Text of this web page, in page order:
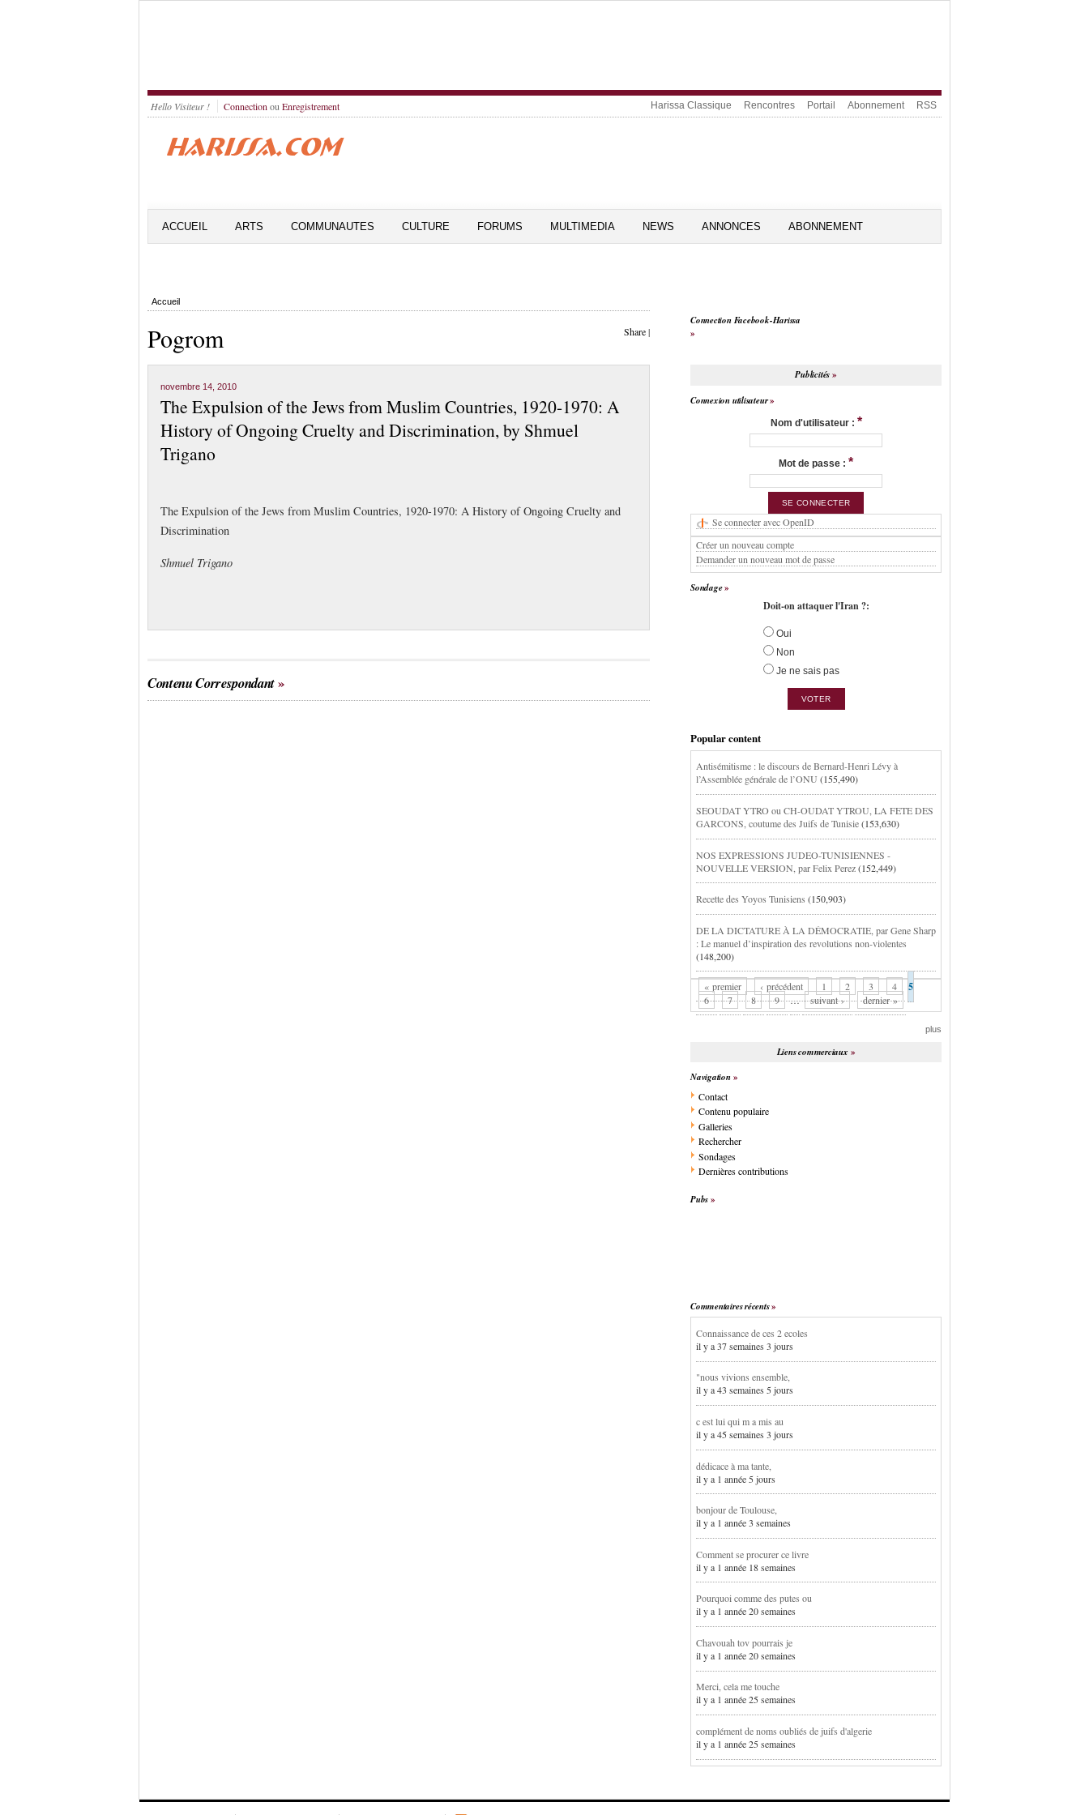
Hello Visiteur ! Connection ou Enregistrement Harissa Classique Rencontres Portail Abonnement RSS
ACCUEIL ARTS COMMUNAUTES CULTURE FORUMS MULTIMEDIA NEWS ANNONCES ABONNEMENT
Accueil
Share|
Pogrom
novembre 14, 2010
The Expulsion of the Jews from Muslim Countries, 1920-1970: A
History of Ongoing Cruelty and Discrimination, by Shmuel
Trigano
The Expulsion of the Jews from Muslim Countries, 1920-1970: A History of Ongoing Cruelty and
Discrimination
Shmuel Trigano
Contenu Correspondant
Connection Facebook-Harissa
Publicités
Connexion utilisateur
Nom d'utilisateur : *
Mot de passe : *
Se connecter avec OpenID
Créer un nouveau compte
Demander un nouveau mot de passe
Sondage
Doit-on attaquer l'Iran ?:
Oui
Non
Je ne sais pas
Popular content
Antisémitisme : le discours de Bernard-Henri Lévy à
l’Assemblée générale de l’ONU (155,490)
SEOUDAT YTRO ou CH-OUDAT YTROU, LA FETE DES
GARCONS, coutume des Juifs de Tunisie(153,630)
NOS EXPRESSIONS JUDEO-TUNISIENNES -
NOUVELLE VERSION, par Felix Perez(152,449)
Recette des Yoyos Tunisiens (150,903)
DE LA DICTATURE À LA DÉMOCRATIE, par Gene Sharp
: Le manuel d’inspiration des revolutions non-violentes
(148,200)
« premier ‹ précédent 1 2 3 4 5
6 7 8 9 … suivant › dernier »
plus
Liens commerciaux
Navigation
Contact
Contenu populaire
Galleries
Rechercher
Sondages
Dernières contributions
Pubs
Commentaires récents
Connaissance de ces 2 ecoles
il y a 37 semaines 3 jours
"nous vivions ensemble,
il y a 43 semaines 5 jours
c est lui qui m a mis au
il y a 45 semaines 3 jours
dédicace à ma tante,
il y a 1 année 5 jours
bonjour de Toulouse,
il y a 1 année 3 semaines
Comment se procurer ce livre
il y a 1 année 18 semaines
Pourquoi comme des putes ou
il y a 1 année 20 semaines
Chavouah tov pourrais je
il y a 1 année 20 semaines
Merci, cela me touche
il y a 1 année 25 semaines
complément de noms oubliés de juifs d'algerie
il y a 1 année 25 semaines